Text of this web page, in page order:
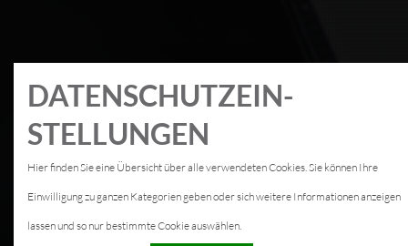
DATEN­SCHUTZ­EIN­
STELLUNGEN
Hier finden Sie eine Übersicht über alle verwendeten Cookies. Sie können Ihre
Einwilligung zu ganzen Kategorien geben oder sich weitere Informationen anzeigen
lassen und so nur bestimmte Cookie auswählen.